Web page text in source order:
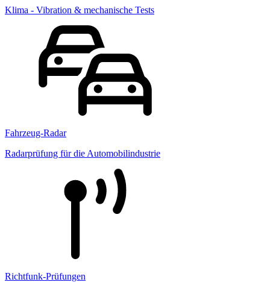
Klima - Vibration & mechanische Tests
Fahrzeug-Radar
Radarprüfung für die Automobilindustrie
Richtfunk-Prüfungen